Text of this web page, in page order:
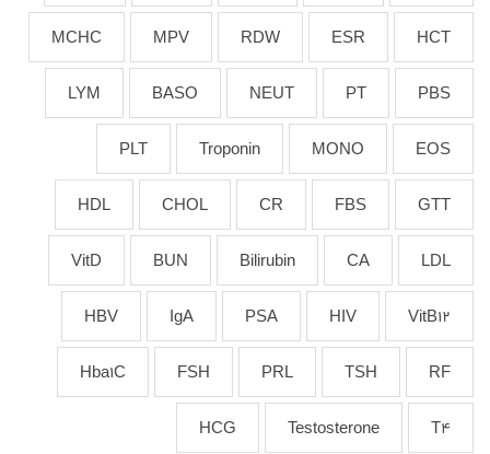
HCT
ESR
RDW
MPV
MCHC
PBS
PT
NEUT
BASO
LYM
EOS
MONO
Troponin
PLT
GTT
FBS
CR
CHOL
HDL
LDL
CA
Bilirubin
BUN
VitD
VitB12
HIV
PSA
IgA
HBV
RF
TSH
PRL
FSH
Hba1C
T4
Testosterone
HCG